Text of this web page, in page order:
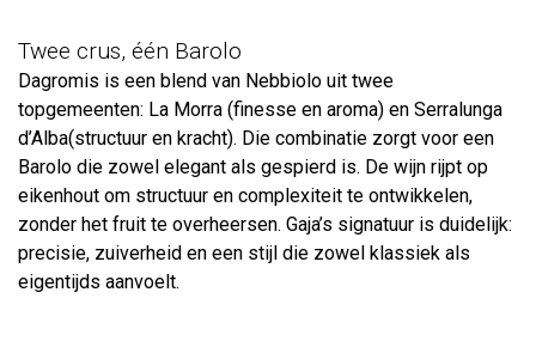
Twee crus, één Barolo
Dagromis is een blend van Nebbiolo uit twee
topgemeenten: La Morra (finesse en aroma) en Serralunga
d’Alba(structuur en kracht). Die combinatie zorgt voor een
Barolo die zowel elegant als gespierd is. De wijn rijpt op
eikenhout om structuur en complexiteit te ontwikkelen,
zonder het fruit te overheersen. Gaja’s signatuur is duidelijk:
precisie, zuiverheid en een stijl die zowel klassiek als
eigentijds aanvoelt.